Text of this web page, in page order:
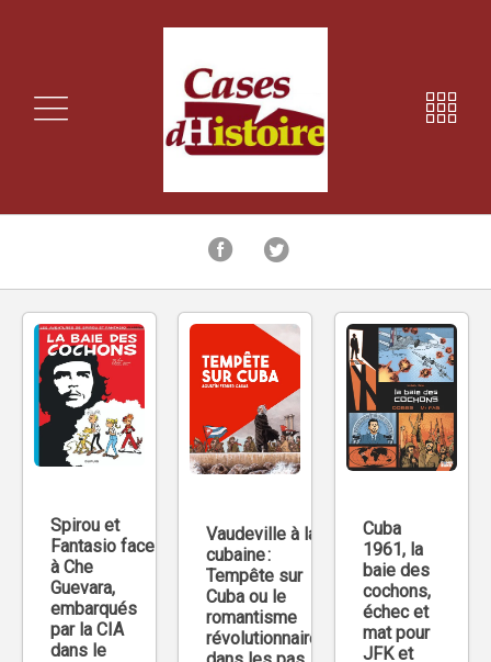
Spirou et
Fantasio face
à Che
Guevara,
embarqués
par la CIA
dans le
Vaudeville à la
cubaine :
Tempête sur
Cuba ou le
romantisme
révolutionnaire
Cuba
1961, la
baie des
cochons,
échec et
mat pour
JFK et